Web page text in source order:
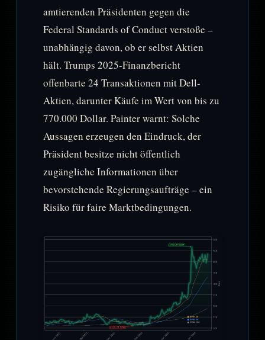
amtierenden Präsidenten gegen die
Federal Standards of Conduct verstoße –
unabhängig davon, ob er selbst Aktien
hält. Trumps 2025-Finanzbericht
offenbarte 24 Transaktionen mit Dell-
Aktien, darunter Käufe im Wert von bis zu
770.000 Dollar. Painter warnt: Solche
Aussagen erzeugen den Eindruck, der
Präsident besitze nicht öffentlich
zugängliche Informationen über
bevorstehende Regierungsaufträge – ein
Risiko für faire Marktbedingungen.